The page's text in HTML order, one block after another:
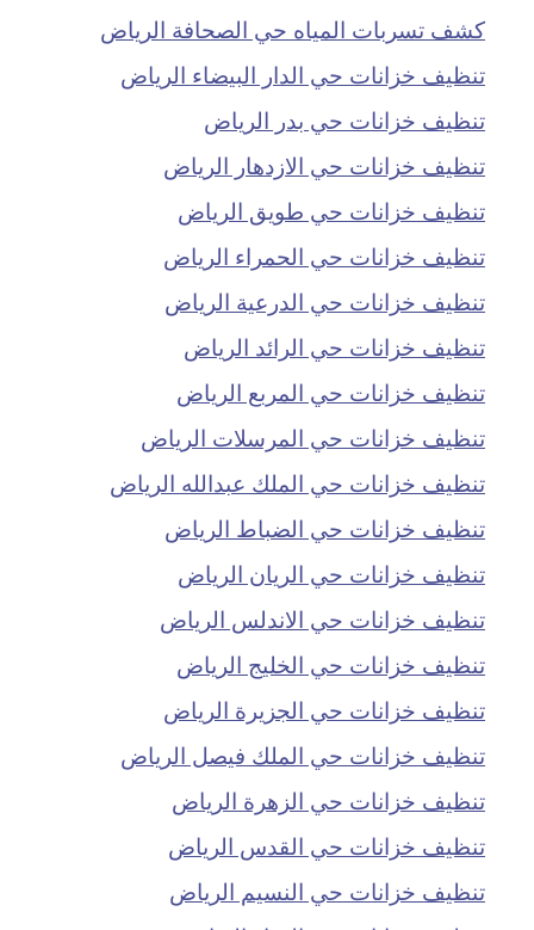
كشف تسربات المياه حي الصحافة الرياض
تنظيف خزانات حي الدار البيضاء الرياض
تنظيف خزانات حي بدر الرياض
تنظيف خزانات حي الازدهار الرياض
تنظيف خزانات حي طويق الرياض
تنظيف خزانات حي الحمراء الرياض
تنظيف خزانات حي الدرعية الرياض
تنظيف خزانات حي الرائد الرياض
تنظيف خزانات حي المربع الرياض
تنظيف خزانات حي المرسلات الرياض
تنظيف خزانات حي الملك عبدالله الرياض
تنظيف خزانات حي الضباط الرياض
تنظيف خزانات حي الريان الرياض
تنظيف خزانات حي الاندلس الرياض
تنظيف خزانات حي الخليج الرياض
تنظيف خزانات حي الجزيرة الرياض
تنظيف خزانات حي الملك فيصل الرياض
تنظيف خزانات حي الزهرة الرياض
تنظيف خزانات حي القدس الرياض
تنظيف خزانات حي النسيم الرياض